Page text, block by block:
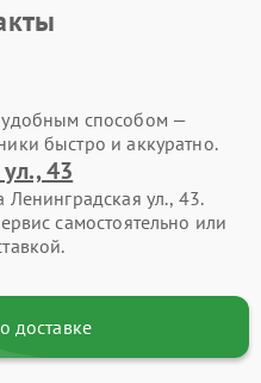
способом —
быстро и аккуратно.
43
ул., 43.
самостоятельно или
доставке